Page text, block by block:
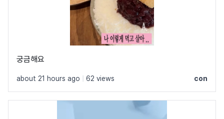
궁금해요
about 21 hours ago 62 views con